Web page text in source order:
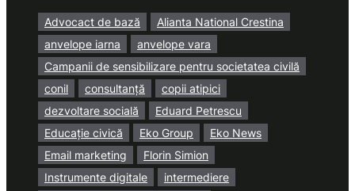
Advocact de bază
Alianta National Crestina
anvelope iarna
anvelope vara
Campanii de sensibilizare pentru societatea civilă
conil
consultanță
copii atipici
dezvoltare socială
Eduard Petrescu
Educație civică
Eko Group
Eko News
Email marketing
Florin Simion
Instrumente digitale
intermediere